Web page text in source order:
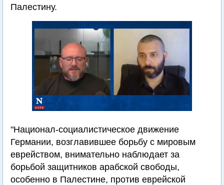
Палестину.
"Национал-социалистическое движение
Германии, возглавившее борьбу с мировым
еврейством, внимательно наблюдает за
борьбой защитников арабской свободы,
особенно в Палестине, против еврейской